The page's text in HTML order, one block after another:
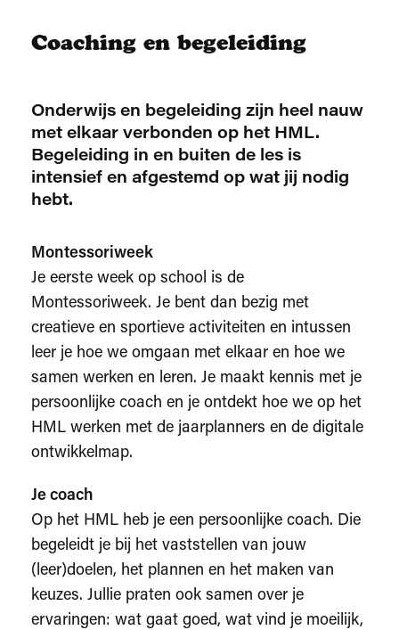
Coaching en begeleiding
Onderwijs en begeleiding zijn heel nauw
met elkaar verbonden op het HML.
Begeleiding in en buiten de les is
intensief en afgestemd op wat jij nodig
hebt.
Montessoriweek
Je eerste week op school is de
Montessoriweek. Je bent dan bezig met
creatieve en sportieve activiteiten en intussen
leer je hoe we omgaan met elkaar en hoe we
samen werken en leren. Je maakt kennis met je
persoonlijke coach en je ontdekt hoe we op het
HML werken met de jaarplanners en de digitale
ontwikkelmap.
Je coach
Op het HML heb je een persoonlijke coach. Die
begeleidt je bij het vaststellen van jouw
(leer)doelen, het plannen en het maken van
keuzes. Jullie praten ook samen over je
ervaringen: wat gaat goed, wat vind je moeilijk,